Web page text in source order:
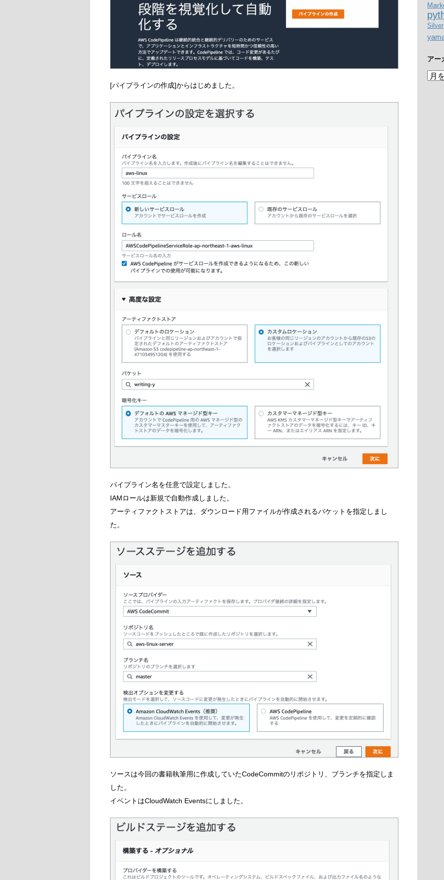
[パイプラインの作成]からはじめました。
パイプライン名を任意で設定しました。
IAMロールは新規で自動作成しました。
アーティファクトストアは、ダウンロード用ファイルが作成されるバケットを指定しまし
た。
ソースは今回の書籍執筆用に作成していたCodeCommitのリポジトリ、ブランチを指定しま
した。
イベントはCloudWatch Eventsにしました。
Silver
アー
ア